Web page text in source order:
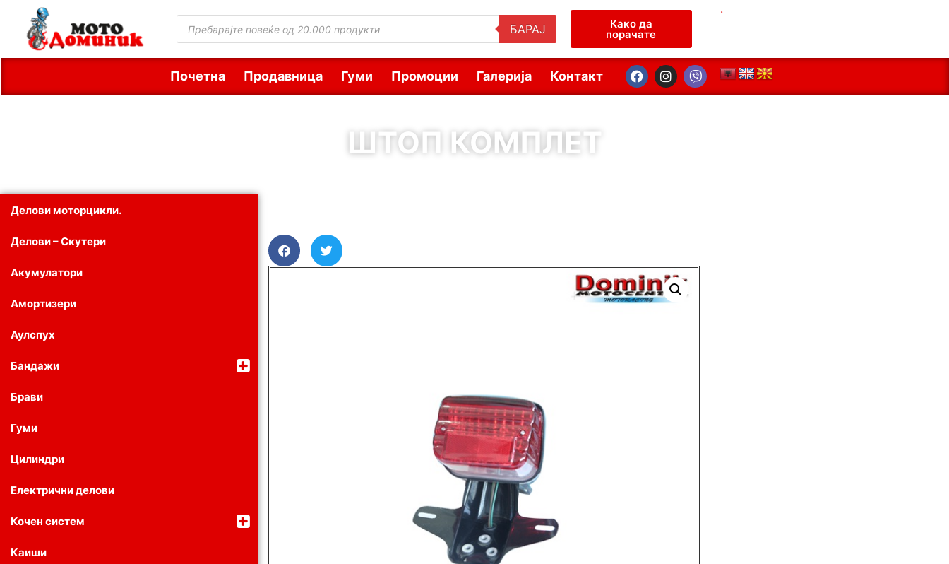
БАРАЈ Како да
порачате
.
Почетна Продавница Гуми Промоции Галерија Контакт
ШТОП КОМПЛЕТ
Делови моторцикли.
Делови – Скутери
Акумулатори
Амортизери
Аулспух
Бандажи
Брави
Гуми
Цилиндри
Електрични делови
Кочен систем
Каиши